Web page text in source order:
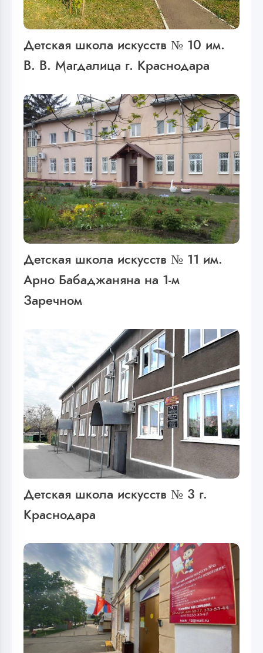
Детская школа искусств № 10 им.
В. В. Магдалица г. Краснодара
Детская школа искусств № 11 им.
Арно Бабаджаняна на 1-м
Заречном
Детская школа искусств № 3 г.
Краснодара